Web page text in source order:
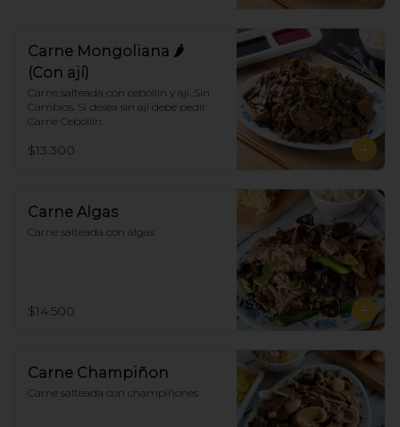
Carne Mongoliana 🌶
(Con ají)
Carne salteada con cebollín y ají. Sin
Cambios. Si desea sin ají debe pedir
Carne Cebollín.
$13.300
Carne Algas
Carne salteada con algas
$14.500
Carne Champiñon
Carne salteada con champiñones